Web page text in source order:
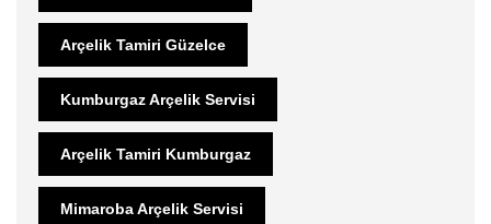
Arçelik Tamiri Güzelce
Kumburgaz Arçelik Servisi
Arçelik Tamiri Kumburgaz
Mimaroba Arçelik Servisi